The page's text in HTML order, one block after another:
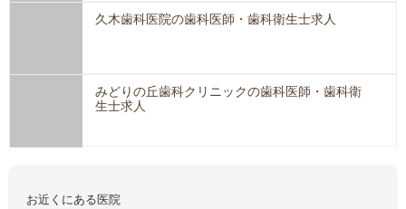
久木歯科医院の歯科医師・歯科衛生士求人
みどりの丘歯科クリニックの歯科医師・歯科衛
生士求人
お近くにある医院